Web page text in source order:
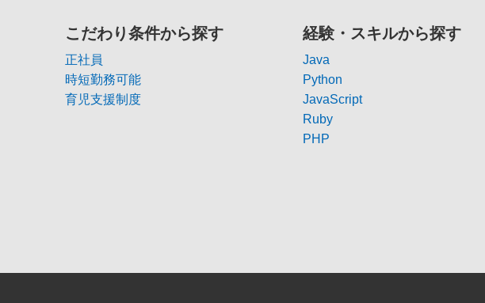
こだわり条件から探す
正社員
時短勤務可能
育児支援制度
経験・スキルから探す
Java
Python
JavaScript
Ruby
PHP